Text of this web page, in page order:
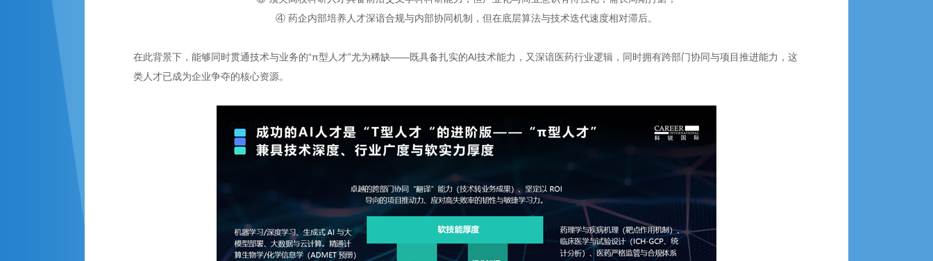
④ 药企内部培养人才深谙合规与内部协同机制，但在底层算法与技术迭代速度相对滞后。
在此背景下，能够同时贯通技术与业务的“π型人才”尤为稀缺——既具备扎实的AI技术能力，又深谙医药行业逻辑，同时拥有跨部门协同与项目推进能力，这
类人才已成为企业争夺的核心资源。